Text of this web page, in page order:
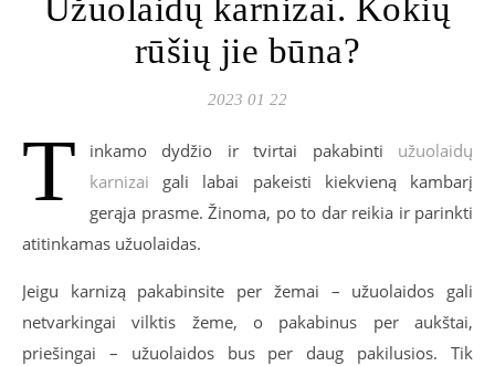
Užuolaidų karnizai. Kokių
rūšių jie būna?
2023 01 22
T inkamo dydžio ir tvirtai pakabinti užuolaidų
karnizai gali labai pakeisti kiekvieną kambarį
gerąja prasme. Žinoma, po to dar reikia ir parinkti
atitinkamas užuolaidas.
Jeigu karnizą pakabinsite per žemai – užuolaidos gali
netvarkingai vilktis žeme, o pakabinus per aukštai,
priešingai – užuolaidos bus per daug pakilusios. Tik